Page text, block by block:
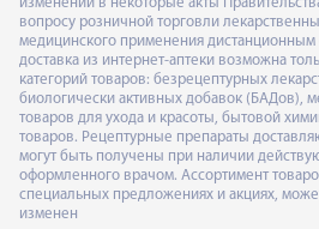
вопросу розничной торговли
медицинского применения дистанционным
доставка из интернет-аптеки возможна
категорий товаров: безрецептурных
биологически активных добавок (БАДов),
товаров для ухода и красоты, бытовой
товаров. Рецептурные препараты
могут быть получены при наличии
оформленного врачом. Ассортимент
специальных предложениях и акциях,
изменен